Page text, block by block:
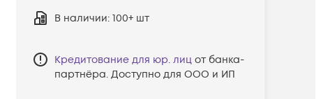
В наличии: 100+ шт
Кредитование для юр. лиц от банка-
партнёра. Доступно для ООО и ИП